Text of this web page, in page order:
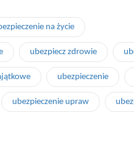
na życie
ubezpiecz zdrowie
ubezpieczenie
ubezpieczenie upraw